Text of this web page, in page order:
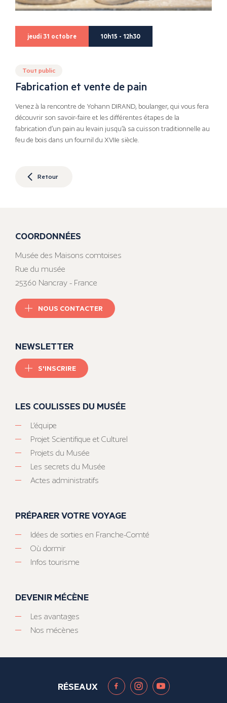
jeudi 31 octobre 10h15 - 12h30
Tout public
Fabrication et vente de pain
Venez à la rencontre de Yohann DIRAND, boulanger, qui vous fera
découvrir son savoir-faire et les différentes étapes de la
fabrication d’un pain au levain jusqu’à sa cuisson traditionnelle au
feu de bois dans un fournil du XVIIe siècle.
Retour
COORDONNÉES
Musée des Maisons comtoises
Rue du musée
25360 Nancray - France
NOUS CONTACTER
NEWSLETTER
S'INSCRIRE
LES COULISSES DU MUSÉE
L’équipe
Projet Scientifique et Culturel
Projets du Musée
Les secrets du Musée
Actes administratifs
PRÉPARER VOTRE VOYAGE
Idées de sorties en Franche-Comté
Où dormir
Infos tourisme
DEVENIR MÉCÈNE
Les avantages
Nos mécènes
RÉSEAUX